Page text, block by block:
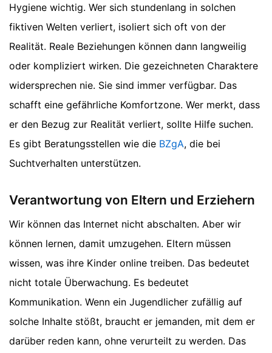
Hygiene wichtig. Wer sich stundenlang in solchen
fiktiven Welten verliert, isoliert sich oft von der
Realität. Reale Beziehungen können dann langweilig
oder kompliziert wirken. Die gezeichneten Charaktere
widersprechen nie. Sie sind immer verfügbar. Das
schafft eine gefährliche Komfortzone. Wer merkt, dass
er den Bezug zur Realität verliert, sollte Hilfe suchen.
Es gibt Beratungsstellen wie die BZgA, die bei
Suchtverhalten unterstützen.
Verantwortung von Eltern und Erziehern
Wir können das Internet nicht abschalten. Aber wir
können lernen, damit umzugehen. Eltern müssen
wissen, was ihre Kinder online treiben. Das bedeutet
nicht totale Überwachung. Es bedeutet
Kommunikation. Wenn ein Jugendlicher zufällig auf
solche Inhalte stößt, braucht er jemanden, mit dem er
darüber reden kann, ohne verurteilt zu werden. Das